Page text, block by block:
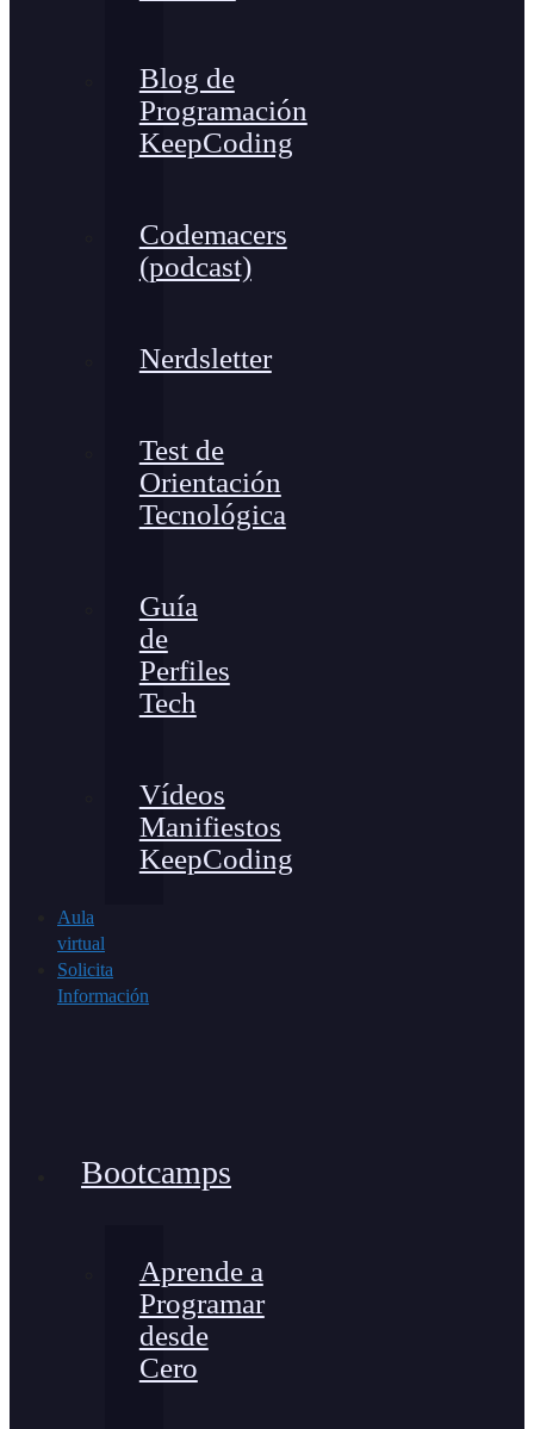
Blog de
Programación
KeepCoding
Codemacers
(podcast)
Nerdsletter
Test de
Orientación
Tecnológica
Guía
de
Perfiles
Tech
Vídeos
Manifiestos
KeepCoding
Aula
virtual
Solicita
Información
Bootcamps
Aprende a
Programar
desde
Cero